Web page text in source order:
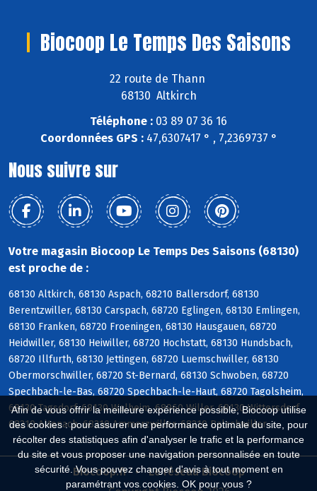
Afin de vous offrir la meilleure expérience possible, Biocoop utilise
des cookies : pour assurer une performance optimale du site, pour
récolter des statistiques afin d'analyser le trafic et la performance
du site et vous proposer une navigation personnalisée en toute
sécurité. Vous pouvez changer d'avis à tout moment en
paramétrant vos cookies. OK pour vous ?
Biocoop Le Temps Des Saisons
22 route de Thann
68130 Altkirch
Téléphone : 03 89 07 36 16
Coordonnées GPS :47,6307417 ° , 7,2369737 °
Nous suivre sur
Votre magasin Biocoop Le Temps Des Saisons (68130)
est proche de :
68130 Altkirch, 68130 Aspach, 68210 Ballersdorf, 68130
Berentzwiller, 68130 Carspach, 68720 Eglingen, 68130 Emlingen,
68130 Franken, 68720 Froeningen, 68130 Hausgauen, 68720
Heidwiller, 68130 Heiwiller, 68720 Hochstatt, 68130 Hundsbach,
68720 Illfurth, 68130 Jettingen, 68720 Luemschwiller, 68130
Obermorschwiller, 68720 St-Bernard, 68130 Schwoben, 68720
Spechbach-le-Bas, 68720 Spechbach-le-Haut, 68720 Tagolsheim,
68130 Tagsdorf, 68130 Walheim, 68960 Willer, 68130 Wittersdorf,
68210 Altenach, 68210 Ammerzwiller, 68210 Balschwiller
Biocoop.fr
Le réseau Biocoop